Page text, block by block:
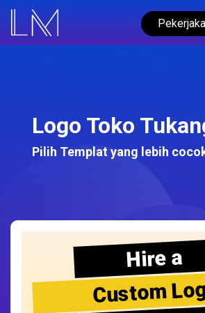
Logo Toko
Pilih Templat yang lebih
Hire a
Custom